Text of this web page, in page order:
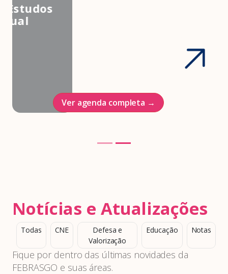
Associação Brasileira de Estudos
em Medicina e Saúde Sexual
Ver agenda completa →
Notícias e Atualizações
Todas CNE
Defesa e
Valorização
Educação Notas
Fique por dentro das últimas novidades da
FEBRASGO e suas áreas.